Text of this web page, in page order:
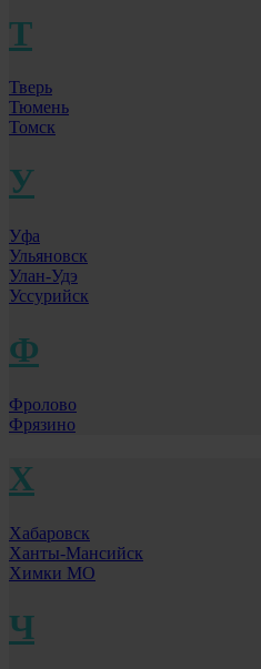
Т
Тверь
Тюмень
Томск
У
Уфа
Ульяновск
Улан-Удэ
Уссурийск
Ф
Фролово
Фрязино
Х
Хабаровск
Ханты-Мансийск
Химки МО
Ч